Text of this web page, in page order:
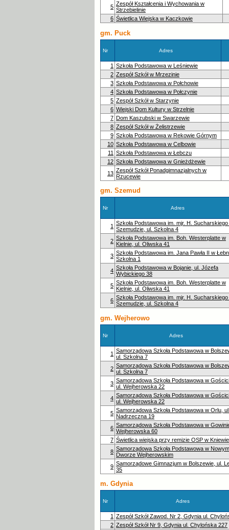
5 Zespół Kształcenia i Wychowania w
Strzebielinie
6 Świetlica Wiejska w Kaczkowie
gm. Puck
Nr Adres
1 Szkoła Podstawowa w Leśniewie
2 Zespół Szkół w Mrzezinie
3 Szkoła Podstawowa w Połchowie
4 Szkoła Podstawowa w Połczynie
5 Zespół Szkół w Starzynie
6 Wiejski Dom Kultury w Strzelnie
7 Dom Kaszubski w Swarzewie
8 Zespół Szkół w Żelistrzewie
9 Szkoła Podstawowa w Rekowie Górnym
10 Szkoła Podstawowa w Celbowie
11 Szkoła Podstawowa w Łebczu
12 Szkoła Podstawowa w Gnieżdżewie
13 Zespół Szkół Ponadgimnazjalnych w
Rzucewie
gm. Szemud
Nr Adres
1 Szkoła Podstawowa im. mjr. H. Sucharskiego
Szemudzie, ul. Szkolna 4
2 Szkoła Podstawowa im. Boh. Westerplatte w
Kielnie, ul. Oliwska 41
3 Szkoła Podstawowa im. Jana Pawła II w
Szkolna 1
4 Szkoła Podstawowa w Bojanie, ul. Józefa
Wybickiego 38
5 Szkoła Podstawowa im. Boh. Westerplatte w
Kielnie, ul. Oliwska 41
6 Szkoła Podstawowa im. mjr. H. Sucharskiego
Szemudzie, ul. Szkolna 4
gm. Wejherowo
Nr Adres
1 Samorządowa Szkoła Podstawowa w
ul. Szkolna 7
2 Samorządowa Szkoła Podstawowa w
ul. Szkolna 7
3 Samorządowa Szkoła Podstawowa w
ul. Wejherowska 22
4 Samorządowa Szkoła Podstawowa w
ul. Wejherowska 22
5 Samorządowa Szkoła Podstawowa w Orlu,
Nadrzeczna 19
6 Samorządowa Szkoła Podstawowa w
Wejherowska 60
7 Świetlica wiejska przy remizie OSP w Kniewie
8 Samorządowa Szkoła Podstawowa w Nowym
Dworze Wejherowskim
9 Samorządowe Gimnazjum w Bolszewie, ul.
35
m. Gdynia
Nr Adres
1 Zespół Szkół Zawod. Nr 2, Gdynia ul.
2 Zespół Szkół Nr 9, Gdynia ul. Chylońska 227